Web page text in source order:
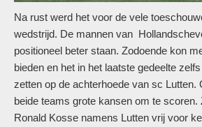
Na rust werd het voor de vele
wedstrijd. De mannen van
positioneel beter staan. Zodoende kon
bieden en het in het laatste gedeelte
zetten op de achterhoede van sc Lutten.
beide teams grote kansen om te scoren.
Ronald Kosse namens Lutten vrij voor